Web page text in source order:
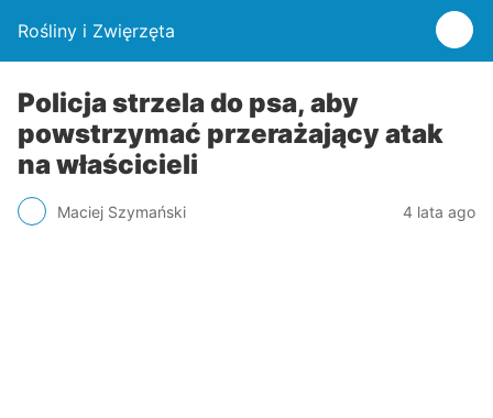
Rośliny i Zwięrzęta
Policja strzela do psa, aby
powstrzymać przerażający atak
na właścicieli
Maciej Szymański 4 lata ago